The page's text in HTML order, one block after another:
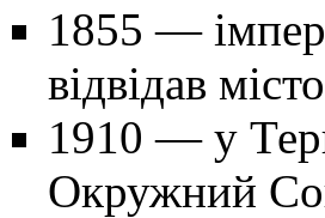
1855 —
відвідав
1910 — у
Окружний